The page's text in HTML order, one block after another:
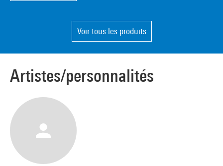
Voir tous les produits
Artistes/personnalités